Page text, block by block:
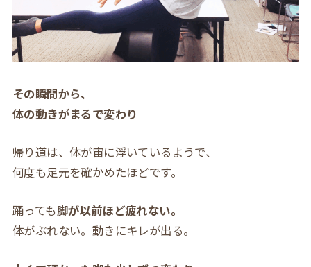
その瞬間から、
体の動きがまるで変わり
帰り道は、体が宙に浮いているようで、
何度も足元を確かめたほどです。
踊っても脚が以前ほど疲れない。
体がぶれない。動きにキレが出る。